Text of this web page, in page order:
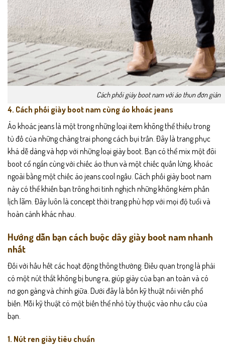
Cách phối giày boot nam với áo thun đơn giản
4. Cách phối giày boot nam cùng áo khoác jeans
Áo khoác jeans là một trong những loại item không thể thiếu trong
tủ đồ của những chàng trai phong cách bụi trần. Đây là trang phục
khá dễ dàng và hợp với những loại giày boot. Bạn có thể mix một đôi
boot cổ ngắn cùng với chiếc áo thun và một chiếc quần lửng, khoác
ngoài bằng một chiếc áo jeans cool ngầu. Cách phối giày boot nam
này có thể khiến bạn trông hơi tinh nghịch những không kém phần
lịch lãm. Đây luôn là concept thời trang phù hợp với mọi độ tuổi và
hoàn cảnh khác nhau.
Hướng dẫn bạn cách buộc dây giày boot nam nhanh
nhất
Đối với hầu hết các hoạt động thông thường. Điều quan trọng là phải
có một nút thắt không bị bung ra, giúp giày của bạn an toàn và có
nơ gọn gàng và chính giữa. Dưới đây là bốn kỹ thuật nối viền phổ
biến. Mỗi kỹ thuật có một biến thể nhỏ tùy thuộc vào nhu cầu của
bạn.
1. Nút ren giày tiêu chuẩn